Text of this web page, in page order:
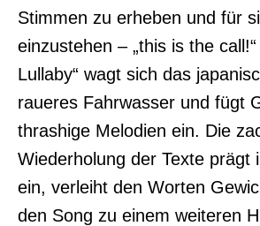
Stimmen zu erheben und für
einzustehen – „this is the
Lullaby“ wagt sich das
raueres Fahrwasser und fügt
thrashige Melodien ein. Die
Wiederholung der Texte prägt
ein, verleiht den Worten
den Song zu einem weiteren